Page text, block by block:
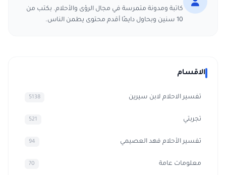
كاتبة ومدونة متمرسة في مجال الرؤى والأحلام. بكتب من
10 سنين وبحاول دايمًا أقدم محتوى يطمن الناس.
الاقسام
تفسير الاحلام لابن سيرين 5138
تجربتي 521
تفسير الأحلام فهد العصيمي 94
معلومات عامة 70